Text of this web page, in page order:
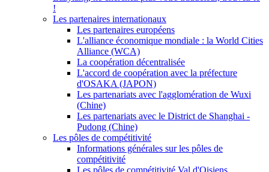
!
Les partenaires internationaux
Les partenaires européens
L'alliance économique mondiale : la World Cities
Alliance (WCA)
La coopération décentralisée
L'accord de coopération avec la préfecture
d'OSAKA (JAPON)
Les partenariats avec l'agglomération de Wuxi
(Chine)
Les partenariats avec le District de Shanghai -
Pudong (Chine)
Les pôles de compétitivité
Informations générales sur les pôles de
compétitivité
Les pôles de compétitivité Val d'Oisiens